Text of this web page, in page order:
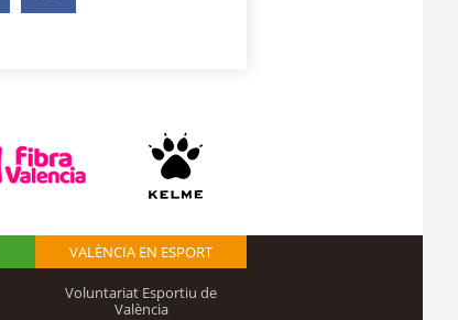
VALÈNCIA EN ESPORT
Voluntariat Esportiu de
València